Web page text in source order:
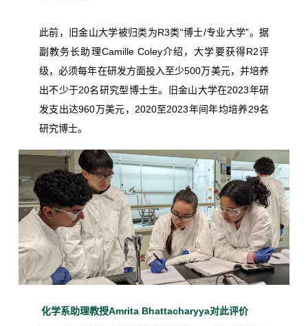
此前，旧金山大学被归类为R3类“博士/专业大学”。据
副教务长助理Camille Coley介绍，大学要获得R2评
级，必须每年在研发方面投入至少500万美元，并培养
出不少于20名研究型博士生。旧金山大学在2023年研
发支出达960万美元，2020至2023年间年均培养29名
研究博士。
化学系助理教授Amrita Bhattacharyya对此评价